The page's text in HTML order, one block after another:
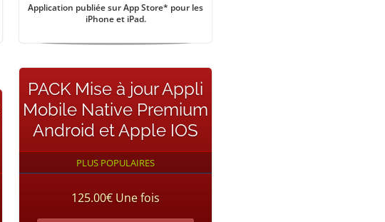
Application publiée sur App Store* pour les
iPhone et iPad.
PACK Mise à jour Appli
Mobile Native Premium
Android et Apple IOS
PLUS POPULAIRES
125.00€ Une fois